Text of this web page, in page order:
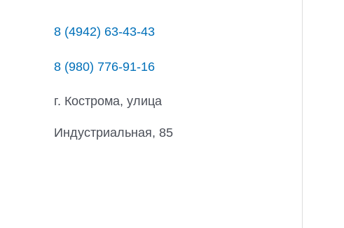
8 (4942) 63-43-43
8 (980) 776-91-16
г. Кострома, улица
Индустриальная, 85